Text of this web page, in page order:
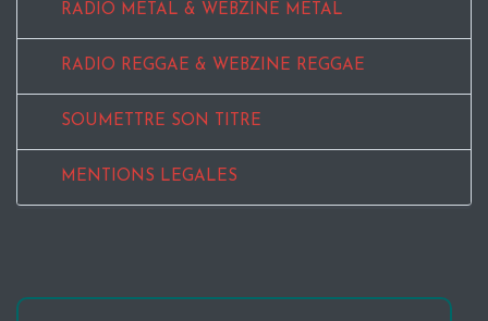
RADIO METAL & WEBZINE METAL
RADIO REGGAE & WEBZINE REGGAE
SOUMETTRE SON TITRE
MENTIONS LEGALES